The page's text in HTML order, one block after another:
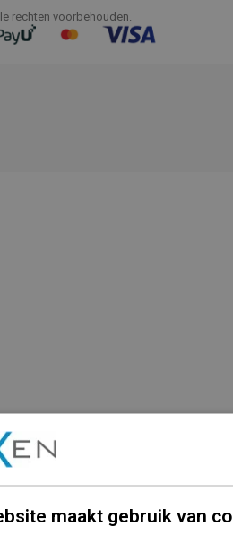
rechten voorbehouden.
maakt gebruik van